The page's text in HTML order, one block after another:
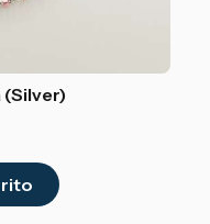
(Silver)